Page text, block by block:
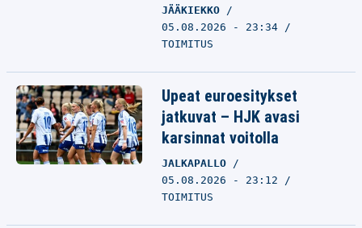
JÄÄKIEKKO
05.08.2026 - 23:34
TOIMITUS
Upeat euroesitykset
jatkuvat – HJK avasi
karsinnat voitolla
JALKAPALLO
05.08.2026 - 23:12
TOIMITUS